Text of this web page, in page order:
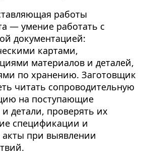
работы
— умение работать с
документацией:
картами,
материалов и деталей,
по хранению. Заготовщик
читать сопроводительную
на поступающие
детали, проверять их
спецификации и
при выявлении